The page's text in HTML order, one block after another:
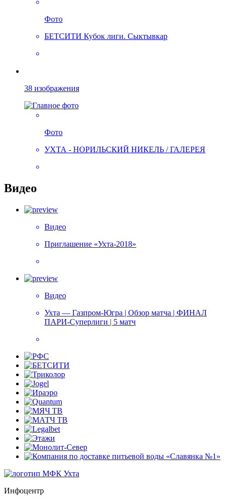
Фото
БЕТСИТИ Кубок лиги. Сыктывкар
38 изображения
Фото
УХТА - НОРИЛЬСКИЙ НИКЕЛЬ / ГАЛЕРЕЯ
Видео
Видео
Приглашение «Ухта-2018»
Видео
Ухта — Газпром-Югра | Обзор матча | ФИНАЛ
ПАРИ-Суперлиги | 5 матч
Инфоцентр